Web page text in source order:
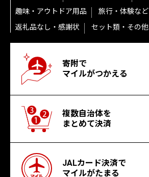
趣味・アウトドア用品
旅行・体験など
返礼品なし・感謝状
セット類・その他
寄附で
マイルがつかえる
複数自治体を
まとめて決済
JALカード決済で
マイルがたまる